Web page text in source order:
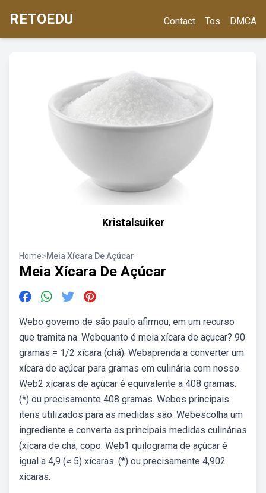
RETOEDU Contact Tos DMCA
Kristalsuiker
Home>Meia Xícara De Açúcar
Meia Xícara De Açúcar
Webo governo de são paulo afirmou, em um recurso
que tramita na. Webquanto é meia xícara de açucar? 90
gramas = 1/2 xícara (chá). Webaprenda a converter um
xícara de açúcar para gramas em culinária com nosso.
Web2 xícaras de açúcar é equivalente a 408 gramas.
(*) ou precisamente 408 gramas. Webos principais
itens utilizados para as medidas são: Webescolha um
ingrediente e converta as principais medidas culinárias
(xícara de chá, copo. Web1 quilograma de açúcar é
igual a 4,9 (≈ 5) xícaras. (*) ou precisamente 4,902
xícaras.